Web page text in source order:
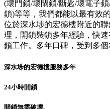
(壞門鎖/壞閘鎖/斷匙/壞電子
鎖)等等，我們都能以最有效
位於深水埗的宏德樓附近的
理，開鎖裝鎖多年經驗，快
鎖工作。多年口碑，受到多個
深水埗的宏德樓服務多年
24小時開鎖
開鎖無需破壞,